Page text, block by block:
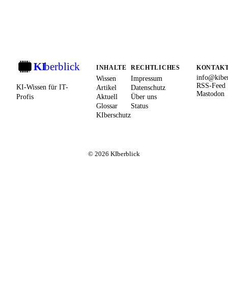
KIberblick
KI-Wissen für IT-
Profis
INHALTE
Wissen
Artikel
Aktuell
Glossar
KIberschutz
RECHTLICHES
Impressum
Datenschutz
Über uns
Status
RSS-Feed
Mastodon
© 2026 KIberblick